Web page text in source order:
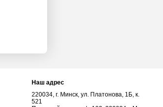
Наш адрес
220034, г. Минск, ул. Платонова, 1Б, к.
521